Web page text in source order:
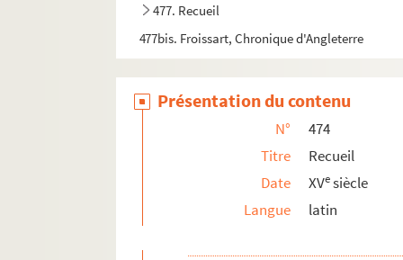
477. Recueil
477bis. Froissart, Chronique d'Angleterre
Présentation du contenu
N°
474
Titre
Recueil
Date
XVesiècle
Langue
latin